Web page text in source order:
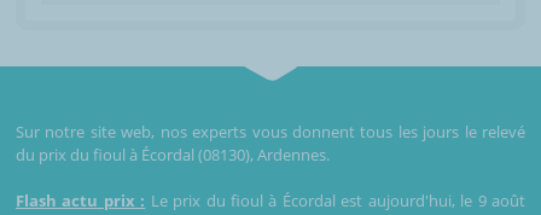
Sur notre site web, nos experts vous donnent tous les jours le relevé
du prix du fioul à Écordal (08130), Ardennes.
Flash actu prix : Le prix du fioul à Écordal est aujourd'hui, le 9 août